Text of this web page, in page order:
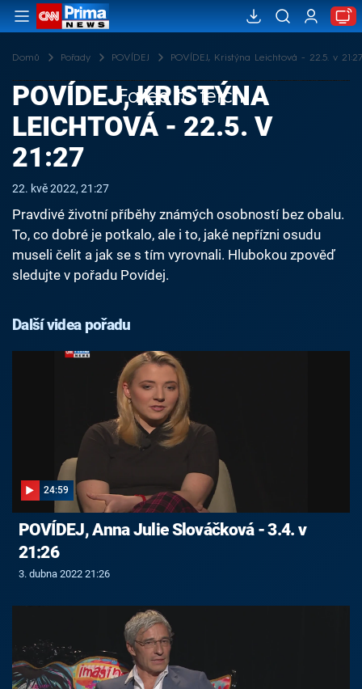
Domů Pořady POVÍDEJ POVÍDEJ, Kristýna Leichtová - 22.5. v
Failed to fetch
POVÍDEJ, KRISTÝNA
LEICHTOVÁ - 22.5. V
21:27
22. kvě 2022, 21:27
Pravdivé životní příběhy známých osobností bez obalu.
To, co dobré je potkalo, ale i to, jaké nepřízni osudu
museli čelit a jak se s tím vyrovnali. Hlubokou zpověď
sledujte v pořadu Povídej.
Další videa pořadu
24:59
POVÍDEJ, Anna Julie Slováčková - 3.4. v
21:26
3. dubna 2022 21:26